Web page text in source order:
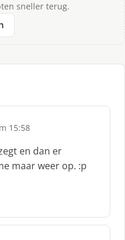
sneller terug.
15:58
en dan er
maar weer op. :p